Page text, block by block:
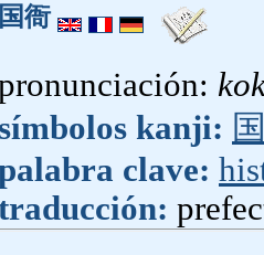
国衙
símbolos kanji:
clave: